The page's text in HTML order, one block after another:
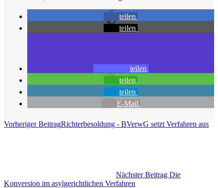
teilen
teilen
teilen
teilen
teilen
E-Mail
Vorheriger BeitragRichterbesoldung - BVerwG setzt Verfahren aus
Nächster Beitrag Die
Konversion im asylgerichtlichen Verfahren